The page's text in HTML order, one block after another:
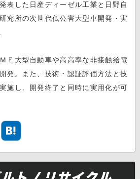
表した日産ディーゼル工業と日野自
究所の次世代低公害大型車開発・実
Ｅ大型自動車や高高率な非接触給電
発。また、技術・認証評価方法と技
施し、開発終了と同時に実用化が可